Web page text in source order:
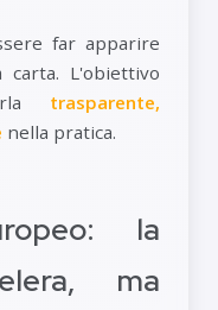
far apparire
L'obiettivo
trasparente,
nella pratica.
la
ma